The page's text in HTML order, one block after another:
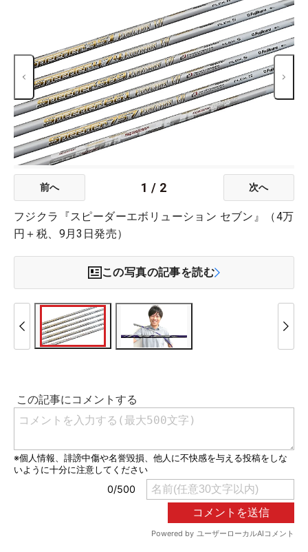
前へ 1 / 2 次へ
フジクラ『スピーダーエボリューション セブン』（4万
円＋税、9月3日発売）
この写真の記事を読む